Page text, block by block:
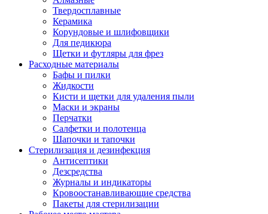
Твердосплавные
Керамика
Корундовые и шлифовщики
Для педикюра
Щетки и футляры для фрез
Расходные материалы
Бафы и пилки
Жидкости
Кисти и щетки для удаления пыли
Маски и экраны
Перчатки
Салфетки и полотенца
Шапочки и тапочки
Стерилизация и дезинфекция
Антисептики
Дезсредства
Журналы и индикаторы
Кровоостанавливающие средства
Пакеты для стерилизации